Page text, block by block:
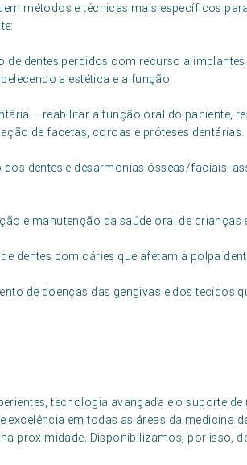
métodos e técnicas mais específicos
dentes perdidos com recurso a
a estética e a função.
– reabilitar a função oral do paciente,
de facetas, coroas e próteses dentárias.
dentes e desarmonias ósseas/faciais,
e manutenção da saúde oral de crianças
dentes com cáries que afetam a polpa
de doenças das gengivas e dos tecidos
tecnologia avançada e o suporte
excelência em todas as áreas da medicina
proximidade. Disponibilizamos, por isso,